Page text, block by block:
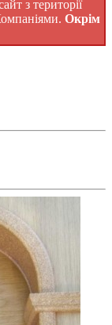
з території
Окрім